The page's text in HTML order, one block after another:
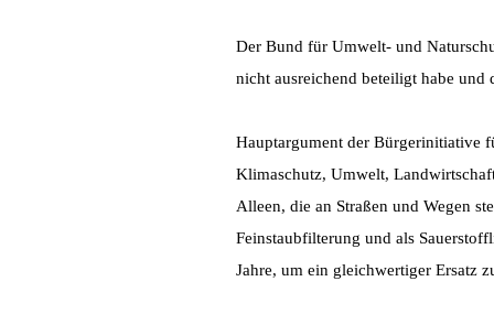
Der Bund für Umwelt- und
nicht ausreichend beteiligt habe und
Hauptargument der Bürgerinitiative
Klimaschutz, Umwelt,
Alleen, die an Straßen und Wegen
Feinstaubfilterung und als
Jahre, um ein gleichwertiger Ersatz